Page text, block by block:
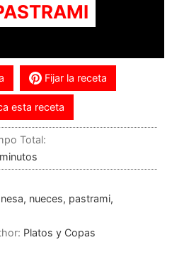
Fijar la receta
esta receta
Total:
minutos
nueces, pastrami,
Platos y Copas